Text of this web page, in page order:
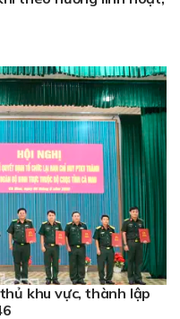
khu vực, thành lập